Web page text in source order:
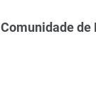
Comunidade